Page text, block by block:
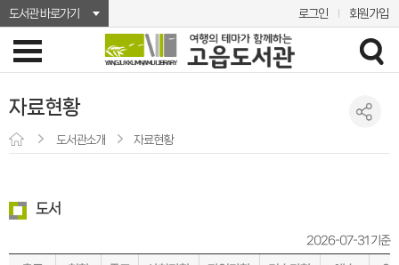
도서관 바로가기 로그인 회원가입
자료현황
도서관소개 자료현황
도서
2026-07-31 기준